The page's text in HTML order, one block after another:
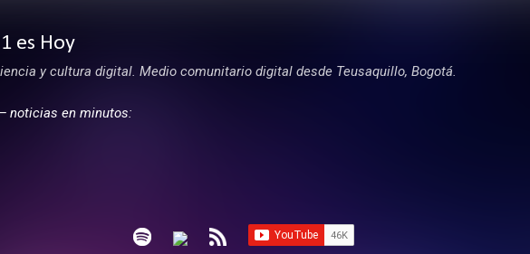
es Hoy
y cultura digital. Medio comunitario digital desde Teusaquillo, Bogotá.
noticias en minutos: